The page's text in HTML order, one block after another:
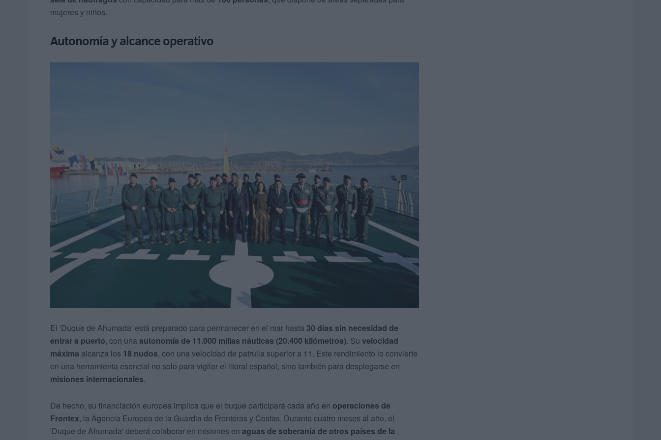
mujeres y niños.
Autonomía y alcance operativo
El 'Duque de Ahumada' está preparado para permanecer en el mar hasta 30 días sin necesidad de
entrar a puerto, con una autonomía de 11.000 millas náuticas (20.400 kilómetros). Su velocidad
máxima alcanza los 18 nudos, con una velocidad de patrulla superior a 11. Este rendimiento lo convierte
en una herramienta esencial no solo para vigilar el litoral español, sino también para desplegarse en
misiones internacionales.
De hecho, su financiación europea implica que el buque participará cada año en operaciones de
Frontex, la Agencia Europea de la Guardia de Fronteras y Costas. Durante cuatro meses al año, el
'Duque de Ahumada' deberá colaborar en misiones en aguas de soberanía de otros países de la